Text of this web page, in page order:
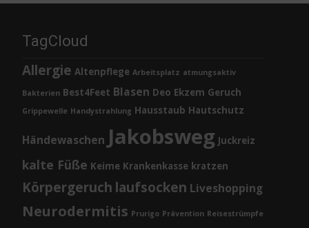
TagCloud
Allergie Altenpflege Arbeitsplatz atmungsaktiv
Bakterien Best4Feet Blasen Deo Ekzem Geruch
Grippewelle Handystrahlung Hausstaub Hautschutz
Händewaschen Jakobsweg Juckreiz
kalte Füße Keime Krankenkasse kratzen
Körpergeruch laufsocken Liveshopping
Neurodermitis Prurigo Prävention Reisestrümpfe